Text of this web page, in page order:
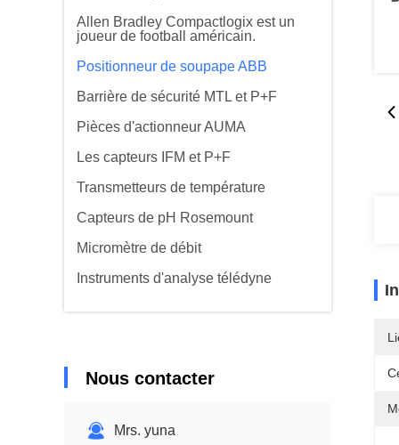
Allen Bradley Compactlogix est un
joueur de football américain.
Positionneur de soupape ABB
Barrière de sécurité MTL et P+F
Pièces d'actionneur AUMA
Les capteurs IFM et P+F
Transmetteurs de température
Capteurs de pH Rosemount
Micromètre de débit
Instruments d'analyse télédyne
Nous contacter
Mrs. yuna